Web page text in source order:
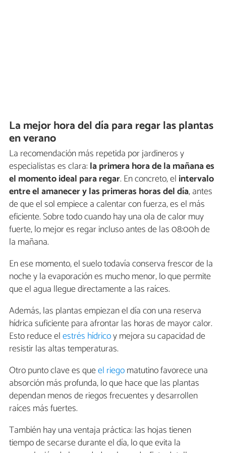
La mejor hora del día para regar las plantas
en verano
La recomendación más repetida por jardineros y
especialistas es clara:la primera hora de la mañana es
el momento ideal para regar. En concreto, el intervalo
entre el amanecer y las primeras horas del día, antes
de que el sol empiece a calentar con fuerza, es el más
eficiente. Sobre todo cuando hay una ola de calor muy
fuerte, lo mejor es regar incluso antes de las 08:00h de
la mañana.
En ese momento, el suelo todavía conserva frescor de la
noche y la evaporación es mucho menor, lo que permite
que el agua llegue directamente a las raíces.
Además, las plantas empiezan el día con una reserva
hídrica suficiente para afrontar las horas de mayor calor.
Esto reduce elestrés hídricoy mejora su capacidad de
resistir las altas temperaturas.
Otro punto clave es queel riegomatutino favorece una
absorción más profunda, lo que hace que las plantas
dependan menos de riegos frecuentes y desarrollen
raíces más fuertes.
También hay una ventaja práctica: las hojas tienen
tiempo de secarse durante el día, lo que evita la